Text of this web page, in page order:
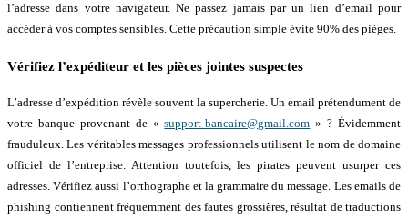
l’adresse dans votre navigateur. Ne passez jamais par un lien d’email pour
accéder à vos comptes sensibles. Cette précaution simple évite 90% des pièges.
Vérifiez l’expéditeur et les pièces jointes suspectes
L’adresse d’expédition révèle souvent la supercherie. Un email prétendument de
votre banque provenant de «support-bancaire@gmail.com » ? Évidemment
frauduleux. Les véritables messages professionnels utilisent le nom de domaine
officiel de l’entreprise. Attention toutefois, les pirates peuvent usurper ces
adresses. Vérifiez aussi l’orthographe et la grammaire du message. Les emails de
phishing contiennent fréquemment des fautes grossières, résultat de traductions